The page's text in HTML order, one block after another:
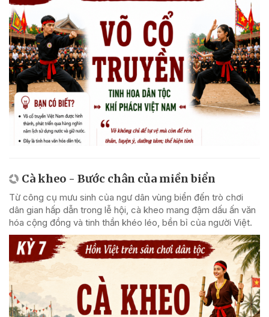
Cà kheo - Bước chân của miền biển
Từ công cụ mưu sinh của ngư dân vùng biển đến trò chơi
dân gian hấp dẫn trong lễ hội, cà kheo mang đậm dấu ấn văn
hóa cộng đồng và tinh thần khéo léo, bền bỉ của người Việt.